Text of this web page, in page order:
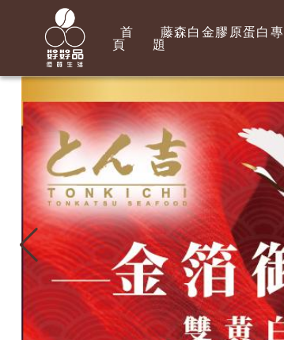
首
頁
藤森白金膠原蛋白專
題